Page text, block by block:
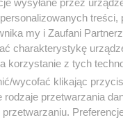
treści,
my i Zaufani
charakterystykę
korzystanie z tych
wycofać klikając
rodzaje przetwarzania